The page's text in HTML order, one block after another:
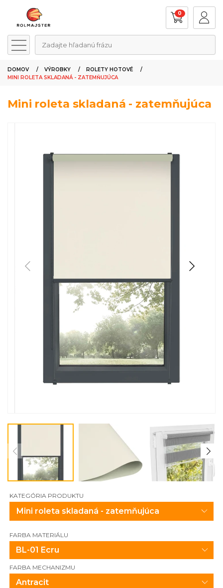
Zadajte hľadanú frázu
0
DOMOV VÝROBKY
ROLETY HOTOVÉ
MINI ROLETA SKLADANÁ - ZATEMŇUJÚCA
KATEGÓRIA PRODUKTU
FARBA MATERIÁLU
BL-01 Ecru
FARBA MECHANIZMU
Antracit
Mini roleta skladaná - zatemňujúca